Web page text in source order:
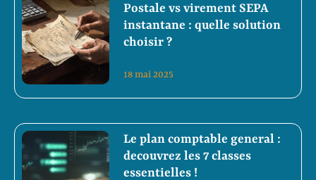
Postale vs virement SEPA
instantane : quelle solution
choisir ?
18 mai 2025
Le plan comptable general :
decouvrez les 7 classes
essentielles !